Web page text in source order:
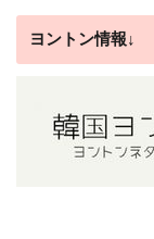
ヨントン情報↓